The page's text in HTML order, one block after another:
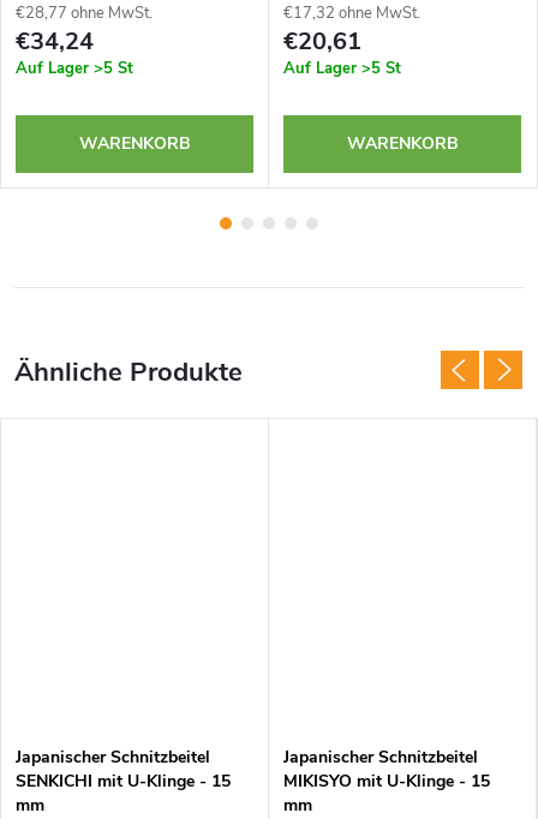
€28,77 ohne MwSt.
€34,24
Auf Lager >5 St
WARENKORB
€17,32 ohne MwSt.
€20,61
Auf Lager >5 St
WARENKORB
Japanischer Schnitzbeitel
SENKICHI mit U-Klinge - 15
mm
Japanischer Schnitzbeitel
MIKISYO mit U-Klinge - 15
mm